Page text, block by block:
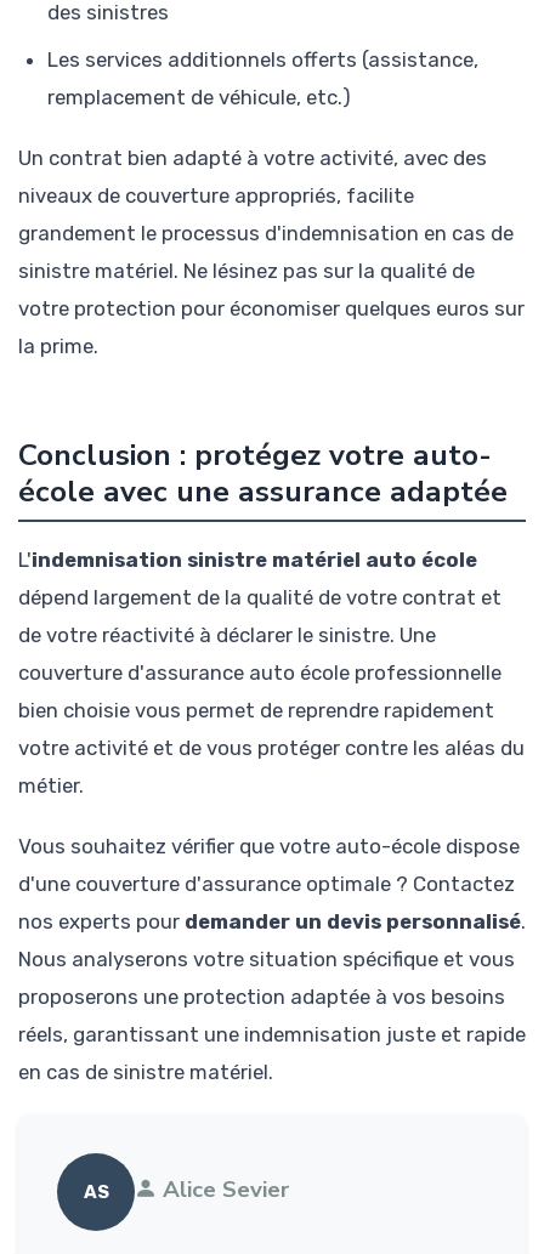
des sinistres
Les services additionnels offerts (assistance,
remplacement de véhicule, etc.)
Un contrat bien adapté à votre activité, avec des
niveaux de couverture appropriés, facilite
grandement le processus d'indemnisation en cas de
sinistre matériel. Ne lésinez pas sur la qualité de
votre protection pour économiser quelques euros sur
la prime.
Conclusion : protégez votre auto-
école avec une assurance adaptée
L'indemnisation sinistre matériel auto école
dépend largement de la qualité de votre contrat et
de votre réactivité à déclarer le sinistre. Une
couverture d'assurance auto école professionnelle
bien choisie vous permet de reprendre rapidement
votre activité et de vous protéger contre les aléas du
métier.
Vous souhaitez vérifier que votre auto-école dispose
d'une couverture d'assurance optimale ? Contactez
nos experts pour demander un devis personnalisé.
Nous analyserons votre situation spécifique et vous
proposerons une protection adaptée à vos besoins
réels, garantissant une indemnisation juste et rapide
en cas de sinistre matériel.
AS Alice Sevier